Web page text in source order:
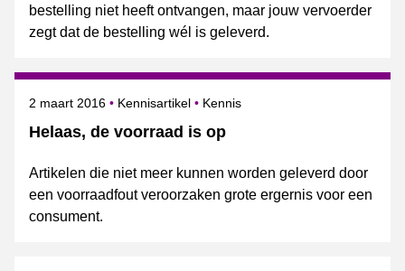
bestelling niet heeft ontvangen, maar jouw vervoerder
zegt dat de bestelling wél is geleverd.
Helaas, de voorraad is op
Gepubliceerd op
2 maart 2016 Kennisartikel Onderwerpen
Kennis
Artikelen die niet meer kunnen worden geleverd door
een voorraadfout veroorzaken grote ergernis voor een
consument.